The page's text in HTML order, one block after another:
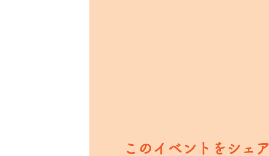
このイベントをシェア